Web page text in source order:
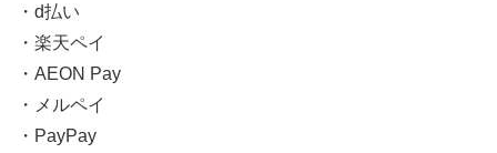
・d払い
・楽天ペイ
・AEON Pay
・メルペイ
・PayPay